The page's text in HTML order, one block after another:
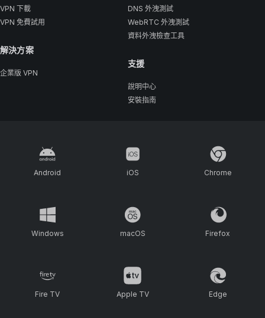
VPN 下載
VPN 免費試用
解決方案
企業版 VPN
DNS 外洩測試
WebRTC 外洩測試
資料外洩檢查工具
支援
說明中心
安裝指南
Android iOS Chrome
Windows macOS Firefox
Fire TV Apple TV Edge